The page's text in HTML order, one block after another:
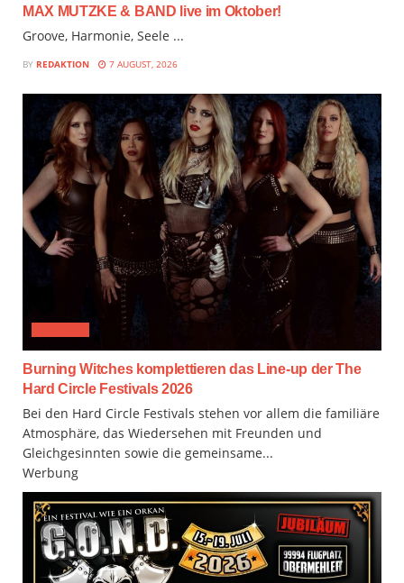
MAX MUTZKE & BAND live im Oktober!
Groove, Harmonie, Seele ...
BY REDAKTION 7 AUGUST, 2026
Burning Witches komplettieren das Line-up der The
Hard Circle Festivals 2026
Bei den Hard Circle Festivals stehen vor allem die familiäre
Atmosphäre, das Wiedersehen mit Freunden und
Gleichgesinnten sowie die gemeinsame...
Werbung